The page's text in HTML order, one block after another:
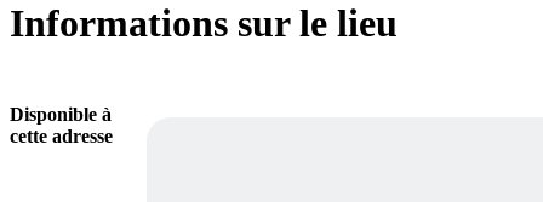
Informations sur le lieu
Disponible à
cette adresse